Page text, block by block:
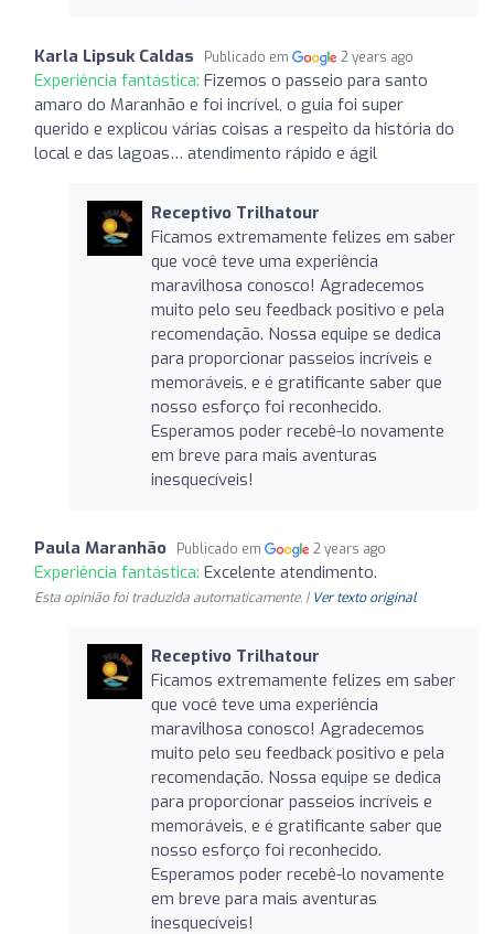
Karla Lipsuk Caldas Publicado em 2 years ago
Experiência fantástica: Fizemos o passeio para santo
amaro do Maranhão e foi incrível, o guia foi super
querido e explicou várias coisas a respeito da história do
local e das lagoas… atendimento rápido e ágil
Receptivo Trilhatour
Ficamos extremamente felizes em saber
que você teve uma experiência
maravilhosa conosco! Agradecemos
muito pelo seu feedback positivo e pela
recomendação. Nossa equipe se dedica
para proporcionar passeios incríveis e
memoráveis, e é gratificante saber que
nosso esforço foi reconhecido.
Esperamos poder recebê-lo novamente
em breve para mais aventuras
inesquecíveis!
Paula Maranhão Publicado em 2 years ago
Experiência fantástica: Excelente atendimento.
Esta opinião foi traduzida automaticamente. | Ver texto original
Receptivo Trilhatour
Ficamos extremamente felizes em saber
que você teve uma experiência
maravilhosa conosco! Agradecemos
muito pelo seu feedback positivo e pela
recomendação. Nossa equipe se dedica
para proporcionar passeios incríveis e
memoráveis, e é gratificante saber que
nosso esforço foi reconhecido.
Esperamos poder recebê-lo novamente
em breve para mais aventuras
inesquecíveis!